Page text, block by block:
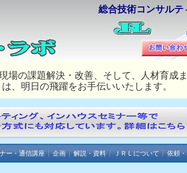
総合技術コンサルテ
場の課題解決・改善、そして、人材育成
、明日の飛躍をお手伝いいたします。
ー・通信講座 企画 解説・資料 ＪＲＬについて 依頼